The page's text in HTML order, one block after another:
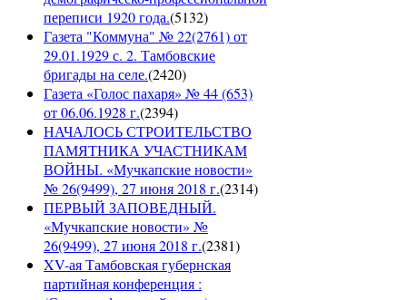
переписи 1920 года.(5132)
Газета "Коммуна" № 22(2761) от
29.01.1929 с. 2. Тамбовские
бригады на селе.(2420)
Газета «Голос пахаря» № 44 (653)
от 06.06.1928 г.(2394)
НАЧАЛОСЬ СТРОИТЕЛЬСТВО
ПАМЯТНИКА УЧАСТНИКАМ
ВОЙНЫ. «Мучкапские новости»
№ 26(9499), 27 июня 2018 г.(2314)
ПЕРВЫЙ ЗАПОВЕДНЫЙ.
«Мучкапские новости» №
26(9499), 27 июня 2018 г.(2381)
XV-ая Тамбовская губернская
партийная конференция :